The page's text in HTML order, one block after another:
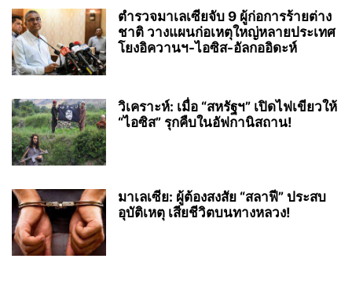
ตำรวจมาเลเซียจับ 9 ผู้ก่อการร้ายต่าง
ชาติ วางแผนก่อเหตุใหญ่หลายประเทศ
โยงอิควานฯ-ไอซิส-อัลกออิดะห์
วิเคราะห์: เมื่อ “สหรัฐฯ” เปิดไฟเขียวให้
“ไอซิส” รุกคืบในอัฟกานิสถาน!
มาเลเซีย: ผู้ต้องสงสัย “สลาฟี” ประสบ
อุบัติเหตุ เสียชีวิตบนทางหลวง!